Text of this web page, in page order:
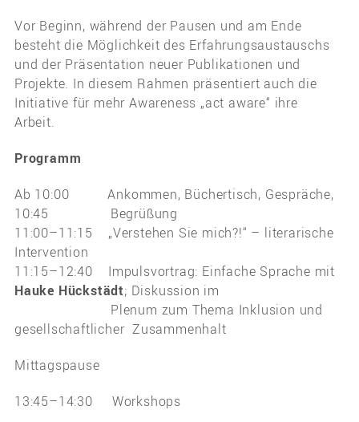
Vor Beginn, während der Pausen und am Ende
besteht die Möglichkeit des Erfahrungsaustauschs
und der Präsentation neuer Publikationen und
Projekte. In diesem Rahmen präsentiert auch die
Initiative für mehr Awareness „act aware“ ihre
Arbeit.
Programm
Ab 10:00 Ankommen, Büchertisch, Gespräche,
10:45 Begrüßung
11:00–11:15 „Verstehen Sie mich?!“ – literarische
Intervention
11:15–12:40 Impulsvortrag: Einfache Sprache mit
Hauke Hückstädt; Diskussion im
Plenum zum Thema Inklusion und
gesellschaftlicher Zusammenhalt
Mittagspause
13:45–14:30 Workshops